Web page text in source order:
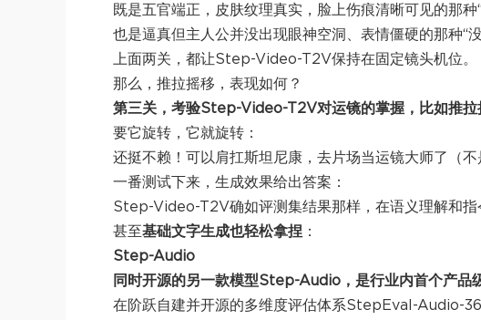
既是五官端正，皮肤纹理真实，脸上伤痕清晰可见的那种
也是逼真但主人公并没出现眼神空洞、表情僵硬的那种“
上面两关，都让Step-Video-T2V保持在固定镜头机位。
那么，推拉摇移，表现如何？
第三关，考验Step-Video-T2V对运镜的掌握，比如推拉
要它旋转，它就旋转：
还挺不赖！可以肩扛斯坦尼康，去片场当运镜大师了（不
一番测试下来，生成效果给出答案：
Step-Video-T2V确如评测集结果那样，在语义理解和指
甚至基础文字生成也轻松拿捏 ：
Step-Audio
同时开源的另一款模型Step-Audio，是行业内首个产品
在阶跃自建并开源的多维度评估体系StepEval-Audio-